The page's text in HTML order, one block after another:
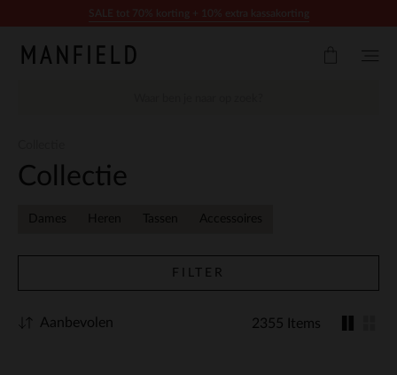
Collectie
Dames Heren Tassen Accessoires
FILTER
2355 Items
Aanbevolen